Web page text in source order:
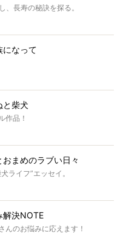
、長寿の秘訣を探る。
になって
と柴犬
作品！
おまめのラブい日々
ライフ”エッセイ。
解決NOTE
んのお悩みに応えます！